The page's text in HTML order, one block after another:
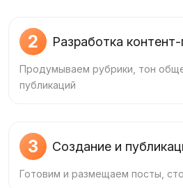
2 Разработка
Продумываем рубрики, тон
публикаций
3 Создание и
Готовим и размещаем посты,